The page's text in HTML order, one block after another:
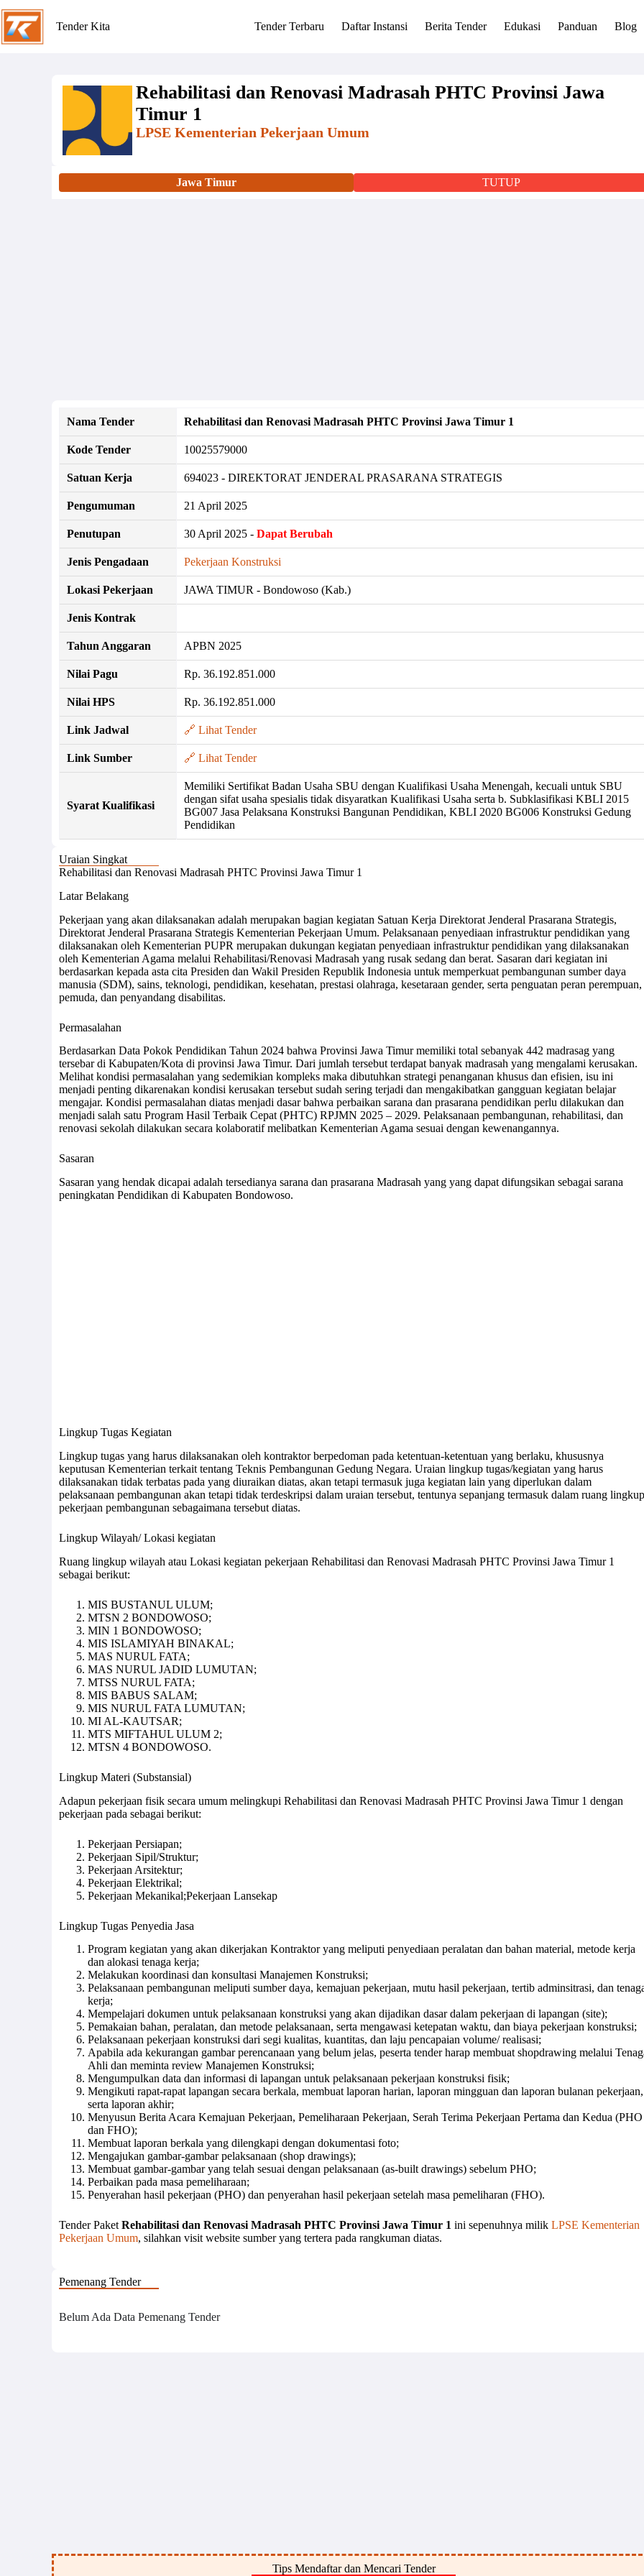
Tender Kita Tender Terbaru Daftar Instansi Berita Tender Edukasi Panduan Blog
Rehabilitasi dan Renovasi Madrasah PHTC Provinsi Jawa
Timur 1
LPSE Kementerian Pekerjaan Umum
Jawa Timur TUTUP
Nama Tender Rehabilitasi dan Renovasi Madrasah PHTC Provinsi Jawa Timur 1
Kode Tender 10025579000
Satuan Kerja 694023 - DIREKTORAT JENDERAL PRASARANA STRATEGIS
Pengumuman 21 April 2025
Penutupan 30 April 2025 - Dapat Berubah
Jenis Pengadaan Pekerjaan Konstruksi
Lokasi Pekerjaan JAWA TIMUR - Bondowoso (Kab.)
Jenis Kontrak
Tahun Anggaran APBN 2025
Nilai Pagu Rp. 36.192.851.000
Nilai HPS Rp. 36.192.851.000
Link Jadwal 🔗 Lihat Tender
Link Sumber 🔗 Lihat Tender
Syarat Kualifikasi
Memiliki Sertifikat Badan Usaha SBU dengan Kualifikasi Usaha Menengah, kecuali untuk SBU
dengan sifat usaha spesialis tidak disyaratkan Kualifikasi Usaha serta b. Subklasifikasi KBLI 2015
BG007 Jasa Pelaksana Konstruksi Bangunan Pendidikan, KBLI 2020 BG006 Konstruksi Gedung
Pendidikan
Uraian Singkat
Rehabilitasi dan Renovasi Madrasah PHTC Provinsi Jawa Timur 1
Latar Belakang
Pekerjaan yang akan dilaksanakan adalah merupakan bagian kegiatan Satuan Kerja Direktorat Jenderal Prasarana Strategis,
Direktorat Jenderal Prasarana Strategis Kementerian Pekerjaan Umum. Pelaksanaan penyediaan infrastruktur pendidikan yang
dilaksanakan oleh Kementerian PUPR merupakan dukungan kegiatan penyediaan infrastruktur pendidikan yang dilaksanakan
oleh Kementerian Agama melalui Rehabilitasi/Renovasi Madrasah yang rusak sedang dan berat. Sasaran dari kegiatan ini
berdasarkan kepada asta cita Presiden dan Wakil Presiden Republik Indonesia untuk memperkuat pembangunan sumber daya
manusia (SDM), sains, teknologi, pendidikan, kesehatan, prestasi olahraga, kesetaraan gender, serta penguatan peran perempuan,
pemuda, dan penyandang disabilitas.
Permasalahan
Berdasarkan Data Pokok Pendidikan Tahun 2024 bahwa Provinsi Jawa Timur memiliki total sebanyak 442 madrasag yang
tersebar di Kabupaten/Kota di provinsi Jawa Timur. Dari jumlah tersebut terdapat banyak madrasah yang mengalami kerusakan.
Melihat kondisi permasalahan yang sedemikian kompleks maka dibutuhkan strategi penanganan khusus dan efisien, isu ini
menjadi penting dikarenakan kondisi kerusakan tersebut sudah sering terjadi dan mengakibatkan gangguan kegiatan belajar
mengajar. Kondisi permasalahan diatas menjadi dasar bahwa perbaikan sarana dan prasarana pendidikan perlu dilakukan dan
menjadi salah satu Program Hasil Terbaik Cepat (PHTC) RPJMN 2025 – 2029. Pelaksanaan pembangunan, rehabilitasi, dan
renovasi sekolah dilakukan secara kolaboratif melibatkan Kementerian Agama sesuai dengan kewenangannya.
Sasaran
Sasaran yang hendak dicapai adalah tersedianya sarana dan prasarana Madrasah yang yang dapat difungsikan sebagai sarana
peningkatan Pendidikan di Kabupaten Bondowoso.
Lingkup Tugas Kegiatan
Lingkup tugas yang harus dilaksanakan oleh kontraktor berpedoman pada ketentuan-ketentuan yang berlaku, khususnya
keputusan Kementerian terkait tentang Teknis Pembangunan Gedung Negara. Uraian lingkup tugas/kegiatan yang harus
dilaksanakan tidak terbatas pada yang diuraikan diatas, akan tetapi termasuk juga kegiatan lain yang diperlukan dalam
pelaksanaan pembangunan akan tetapi tidak terdeskripsi dalam uraian tersebut, tentunya sepanjang termasuk dalam ruang lingkup
pekerjaan pembangunan sebagaimana tersebut diatas.
Lingkup Wilayah/ Lokasi kegiatan
Ruang lingkup wilayah atau Lokasi kegiatan pekerjaan Rehabilitasi dan Renovasi Madrasah PHTC Provinsi Jawa Timur 1
sebagai berikut:
MIS BUSTANUL ULUM;
MTSN 2 BONDOWOSO;
MIN 1 BONDOWOSO;
MIS ISLAMIYAH BINAKAL;
MAS NURUL FATA;
MAS NURUL JADID LUMUTAN;
MTSS NURUL FATA;
MIS BABUS SALAM;
MIS NURUL FATA LUMUTAN;
MI AL-KAUTSAR;
MTS MIFTAHUL ULUM 2;
MTSN 4 BONDOWOSO.
Lingkup Materi (Substansial)
Adapun pekerjaan fisik secara umum melingkupi Rehabilitasi dan Renovasi Madrasah PHTC Provinsi Jawa Timur 1 dengan
pekerjaan pada sebagai berikut:
Pekerjaan Persiapan;
Pekerjaan Sipil/Struktur;
Pekerjaan Arsitektur;
Pekerjaan Elektrikal;
Pekerjaan Mekanikal;Pekerjaan Lansekap
Lingkup Tugas Penyedia Jasa
Program kegiatan yang akan dikerjakan Kontraktor yang meliputi penyediaan peralatan dan bahan material, metode kerja
dan alokasi tenaga kerja;
Melakukan koordinasi dan konsultasi Manajemen Konstruksi;
Pelaksanaan pembangunan meliputi sumber daya, kemajuan pekerjaan, mutu hasil pekerjaan, tertib adminsitrasi, dan
kerja;
Mempelajari dokumen untuk pelaksanaan konstruksi yang akan dijadikan dasar dalam pekerjaan di lapangan (site);
Pemakaian bahan, peralatan, dan metode pelaksanaan, serta mengawasi ketepatan waktu, dan biaya pekerjaan konstruksi;
Pelaksanaan pekerjaan konstruksi dari segi kualitas, kuantitas, dan laju pencapaian volume/ realisasi;
Apabila ada kekurangan gambar perencanaan yang belum jelas, peserta tender harap membuat shopdrawing melalui
Ahli dan meminta review Manajemen Konstruksi;
Mengumpulkan data dan informasi di lapangan untuk pelaksanaan pekerjaan konstruksi fisik;
Mengikuti rapat-rapat lapangan secara berkala, membuat laporan harian, laporan mingguan dan laporan bulanan pekerjaan,
serta laporan akhir;
Menyusun Berita Acara Kemajuan Pekerjaan, Pemeliharaan Pekerjaan, Serah Terima Pekerjaan Pertama dan Kedua (PHO
dan FHO);
Membuat laporan berkala yang dilengkapi dengan dokumentasi foto;
Mengajukan gambar-gambar pelaksanaan (shop drawings);
Membuat gambar-gambar yang telah sesuai dengan pelaksanaan (as-built drawings) sebelum PHO;
Perbaikan pada masa pemeliharaan;
Penyerahan hasil pekerjaan (PHO) dan penyerahan hasil pekerjaan setelah masa pemeliharan (FHO).
Tender PaketRehabilitasi dan Renovasi Madrasah PHTC Provinsi Jawa Timur 1 ini sepenuhnya milik LPSE Kementerian
Pekerjaan Umum, silahkan visit website sumber yang tertera pada rangkuman diatas.
Pemenang Tender
Belum Ada Data Pemenang Tender
Tips Mendaftar dan Mencari Tender